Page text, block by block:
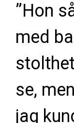
”Hon
med
se,
jag